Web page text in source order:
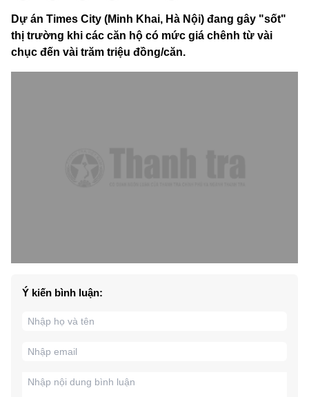
Dự án Times City (Minh Khai, Hà Nội) đang gây "sốt"
thị trường khi các căn hộ có mức giá chênh từ vài
chục đến vài trăm triệu đồng/căn.
Ý kiến bình luận: